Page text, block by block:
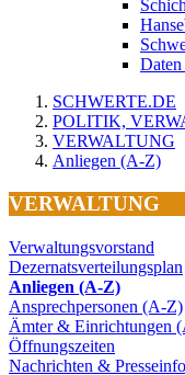
SCHWERTE.DE
POLITIK,
VERWALTUNG
Anliegen (A-Z)
VERWALTUNG
Verwaltungsvorstand
Dezernatsverteilungsplan
Anliegen (A-Z)
Ansprechpersonen (A-Z)
Ämter & Einrichtungen
Öffnungszeiten
Nachrichten &